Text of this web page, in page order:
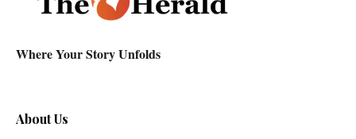
Where Your Story Unfolds
About Us